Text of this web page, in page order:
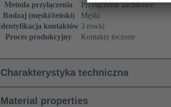
Metoda przyłączenia
Przyłączenie zaciskowe
Rodzaj (męski/żeński)
Męski
kontaktów 3 rowki
Proces produkcyjny
Kontakty toczone
Charakterystyka techniczna
Material properties